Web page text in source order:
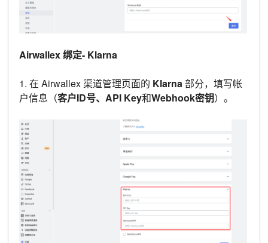
Airwallex 绑定- Klarna
1. 在 Airwallex 渠道管理页面的 Klarna部分，填写帐
户信息（客户ID号、API Key和Webhook密钥）。